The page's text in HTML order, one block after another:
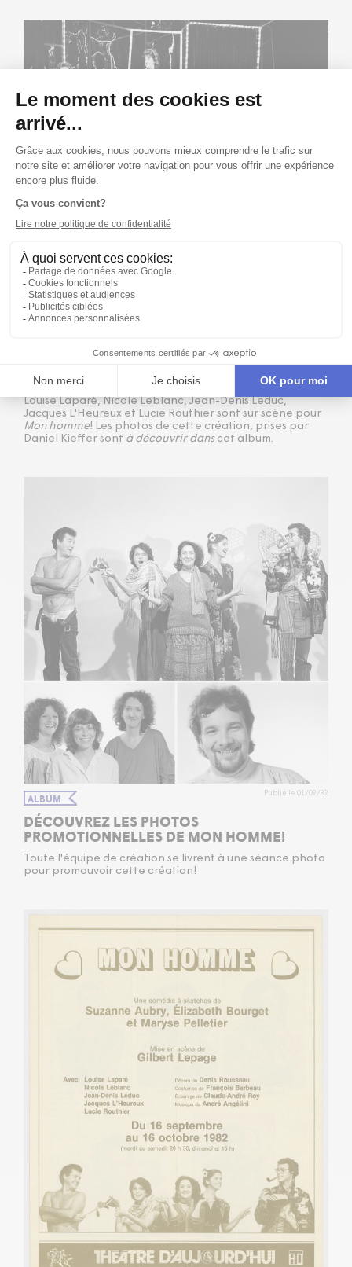
DES PHOTOS DE PRODUCTION POUR MON
HOMME
Louise Laparé, Nicole Leblanc, Jean-Denis Leduc,
Jacques L'Heureux et Lucie Routhier sont sur scène pour
Mon homme! Les photos de cette création, prises par
Daniel Kieffer sont à découvrir dans cet album.
ALBUM Publié le 01/09/82
DÉCOUVREZ LES PHOTOS
PROMOTIONNELLES DE MON HOMME!
Toute l'équipe de création se livrent à une séance photo
pour promouvoir cette création!